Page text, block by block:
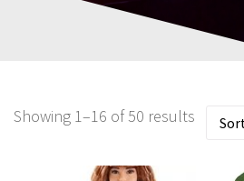
Showing 1–16 of 50 results